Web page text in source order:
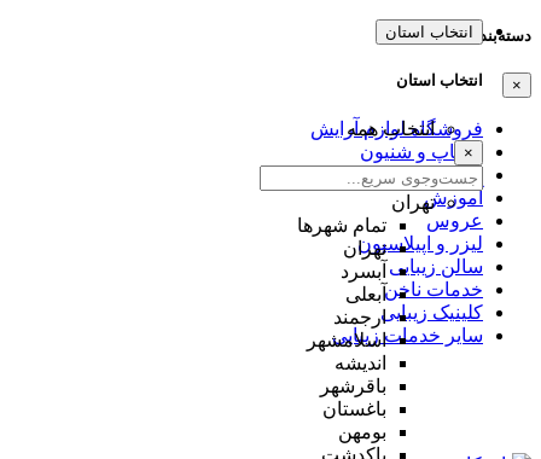
دسته‌بندی‌ها
×
فروشگاه لوازم آرایش
میکاپ و شنیون
مژه و ابرو
آموزش
عروس
لیزر و اپیلاسیون
سالن زیبایی
خدمات ناخن
کلینیک زیبایی
سایر خدمات زیبایی
انتخاب استان
انتخاب استان
انتخاب همه
×
تهران
تمام شهر‌ها
تهران
آبسرد
آبعلی
ارجمند
اسلامشهر
اندیشه
باقرشهر
باغستان
بومهن